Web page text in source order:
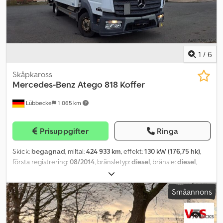
bindande beskrivningar och utgör inga garanterade egenskaper.
Säljaren ansvarar inte för stavfel eller dataöverföringsfel/
ändringar/matinmatningsfel. Med reservation för fel och
mellanförsäljning.
1 / 6
Lübbecke 1 065 km
Skåpkaross
Mercedes-Benz Atego 818 Koffer
Prisuppgifter Ringa
Skick: begagnad, miltal:424 933 km, effekt:130 kW (176,75 hk),
första registrering:08/2014, bränsletyp:diesel, bränsle:diesel,
, emissionsklass:
Tillverkningsår:2014, Utrustning:ABS, EBS (Elektroniskt
bromssystem), antisladdsystem, bakgavellyft, centrallås,
farthållare, färddator, luftkonditionering, släpvagnskoppling, =
Extra tillval och tillbehör = - Central smörjning Djdpfx
Småannons